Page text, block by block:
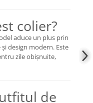
colier?
aduce un plus prin
design modern. Este
zile obișnuite,
de